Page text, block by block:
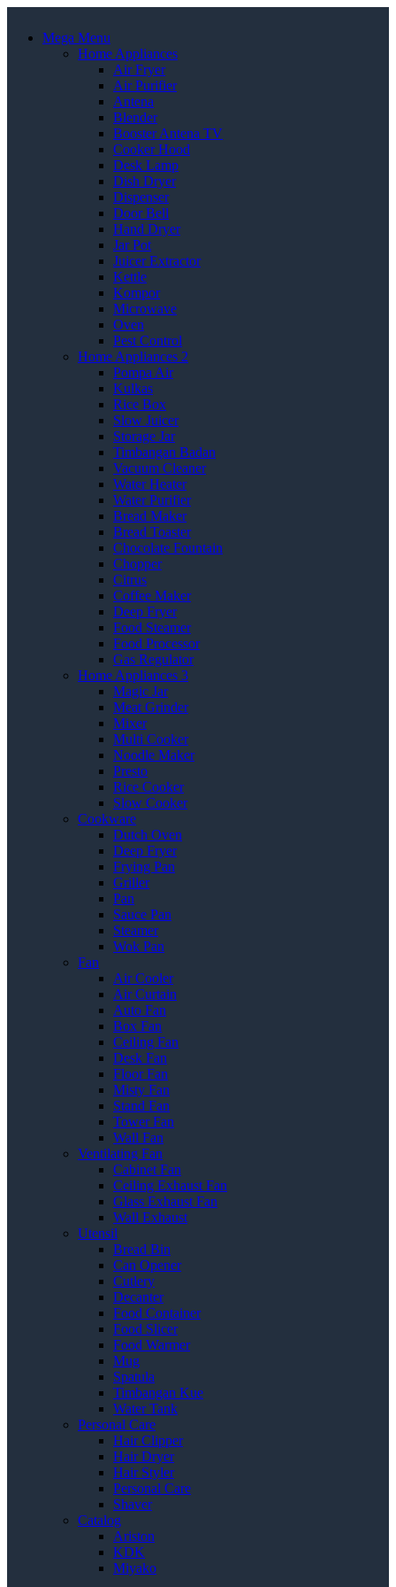
Mega Menu
Home Appliances
Air Fryer
Air Purifier
Antena
Blender
Booster Antena TV
Cooker Hood
Desk Lamp
Dish Dryer
Dispenser
Door Bell
Hand Dryer
Jar Pot
Juicer Extractor
Kettle
Kompor
Microwave
Oven
Pest Control
Home Appliances 2
Pompa Air
Kulkas
Rice Box
Slow Juicer
Storage Jar
Timbangan Badan
Vacuum Cleaner
Water Heater
Water Purifier
Bread Maker
Bread Toaster
Chocolate Fountain
Chopper
Citrus
Coffee Maker
Deep Fryer
Food Steamer
Food Processor
Gas Regulator
Home Appliances 3
Magic Jar
Meat Grinder
Mixer
Multi Cooker
Noodle Maker
Presto
Rice Cooker
Slow Cooker
Cookware
Dutch Oven
Deep Fryer
Frying Pan
Griller
Pan
Sauce Pan
Steamer
Wok Pan
Fan
Air Cooler
Air Curtain
Auto Fan
Box Fan
Ceiling Fan
Desk Fan
Floor Fan
Misty Fan
Stand Fan
Tower Fan
Wall Fan
Ventilating Fan
Cabinet Fan
Ceiling Exhaust Fan
Glass Exhaust Fan
Wall Exhaust
Utensil
Bread Bin
Can Opener
Cutlery
Decanter
Food Container
Food Slicer
Food Warmer
Mug
Spatula
Timbangan Kue
Water Tank
Personal Care
Hair Clipper
Hair Dryer
Hair Styler
Personal Care
Shaver
Catalog
Ariston
KDK
Miyako